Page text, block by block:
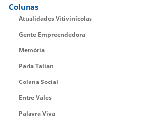
Colunas
Atualidades Vitivinícolas
Gente Empreendedora
Memória
Parla Talian
Coluna Social
Entre Vales
Palavra Viva